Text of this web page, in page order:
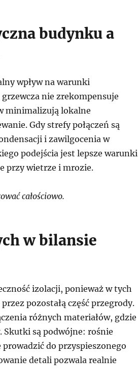
budynku a
wpływ na warunki
nie zrekompensuje
minimalizują lokalne
Gdy strefy połączeń są
i zawilgocenia w
podejścia jest lepsze warunki
przy wietrze i mrozie.
całościowo.
w bilansie
izolacji, ponieważ w tych
pozostałą część przegrody.
różnych materiałów, gdzie
Skutki są podwójne: rośnie
do przyspieszonego
detali pozwala realnie